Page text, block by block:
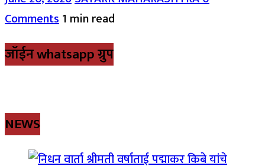
Comments1 min read
जॉईन whatsapp ग्रुप
NEWS